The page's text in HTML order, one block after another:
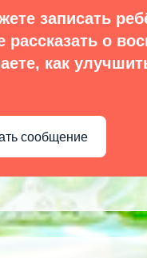
записать
рассказать о
как
сообщение